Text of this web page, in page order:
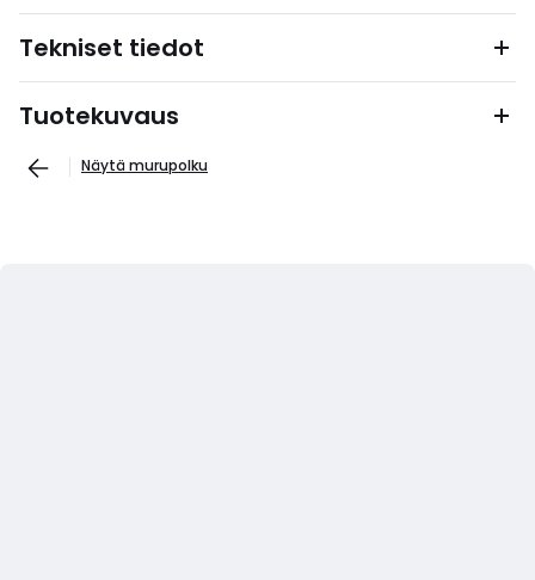
Tekniset tiedot
Tuotekuvaus
Näytä murupolku